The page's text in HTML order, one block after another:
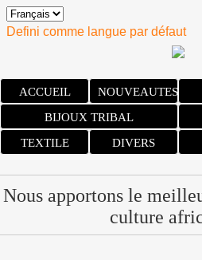
Defini comme langue par défaut
ACCUEIL NOUVEAUTES
BIJOUX TRIBAL
TEXTILE
DIVERS
Nous apportons le
culture